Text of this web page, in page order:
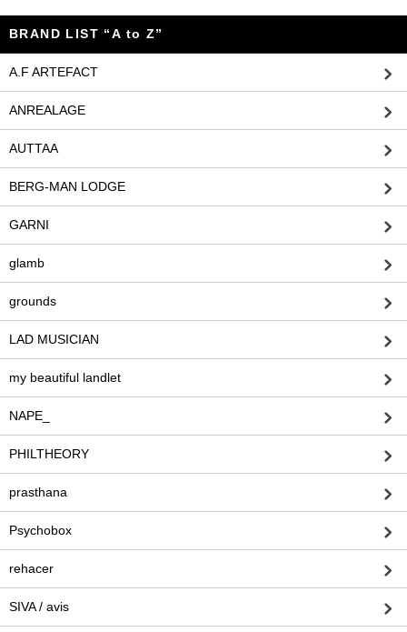
BRAND LIST “A to Z”
A.F ARTEFACT
ANREALAGE
AUTTAA
BERG-MAN LODGE
GARNI
glamb
grounds
LAD MUSICIAN
my beautiful landlet
NAPE_
PHILTHEORY
prasthana
Psychobox
rehacer
SIVA / avis